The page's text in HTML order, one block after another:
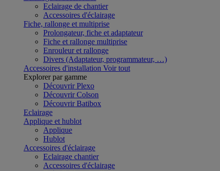
Eclairage de chantier
Accessoires d'éclairage
Fiche, rallonge et multiprise
Prolongateur, fiche et adaptateur
Fiche et rallonge multiprise
Enrouleur et rallonge
Divers (Adaptateur, programmateur, …)
Accessoires d'installation Voir tout
Explorer par gamme
Découvrir Plexo
Découvrir Colson
Découvrir Batibox
Eclairage
Applique et hublot
Applique
Hublot
Accessoires d'éclairage
Eclairage chantier
Accessoires d'éclairage